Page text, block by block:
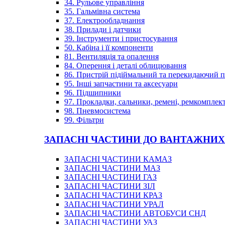
34. Рульове управління
35. Гальмівна система
37. Електрообладнання
38. Прилади і датчики
39. Інструменти і пристосування
50. Кабіна і її компоненти
81. Вентиляція та опалення
84. Оперення і деталі облицювання
86. Пристрій підіймальний та перекидаючий
95. Інші запчастини та аксесуари
96. Підшипники
97. Прокладки, сальники, ремені,
98. Пневмосистема
99. Фільтри
ЗАПАСНІ ЧАСТИНИ ДО
ЗАПАСНІ ЧАСТИНИ КАМАЗ
ЗАПАСНІ ЧАСТИНИ МАЗ
ЗАПАСНІ ЧАСТИНИ ГАЗ
ЗАПАСНІ ЧАСТИНИ ЗІЛ
ЗАПАСНІ ЧАСТИНИ КРАЗ
ЗАПАСНІ ЧАСТИНИ УРАЛ
ЗАПАСНІ ЧАСТИНИ АВТОБУСИ СНД
ЗАПАСНІ ЧАСТИНИ УАЗ